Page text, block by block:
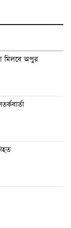
মিলবে অপুর